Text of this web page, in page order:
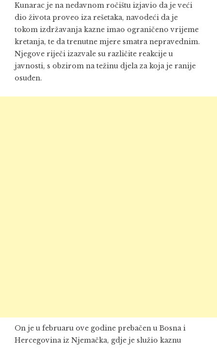
Kunarac je na nedavnom ročištu izjavio da je veći
dio života proveo iza rešetaka, navodeći da je
tokom izdržavanja kazne imao ograničeno vrijeme
kretanja, te da trenutne mjere smatra nepravednim.
Njegove riječi izazvale su različite reakcije u
javnosti, s obzirom na težinu djela za koja je ranije
osuđen.
On je u februaru ove godine prebačen u Bosna i
Hercegovina iz Njemačka, gdje je služio kaznu